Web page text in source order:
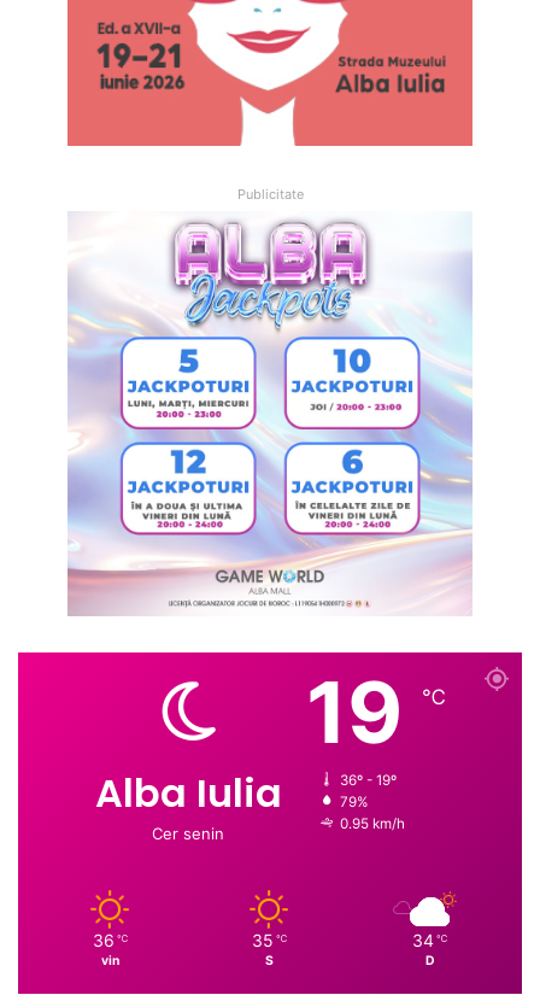
Publicitate
Alba Iulia
Cer senin
19 ℃
36º - 19º
79%
0.95 km/h
36 ℃
vin
35 ℃
S
34 ℃
D